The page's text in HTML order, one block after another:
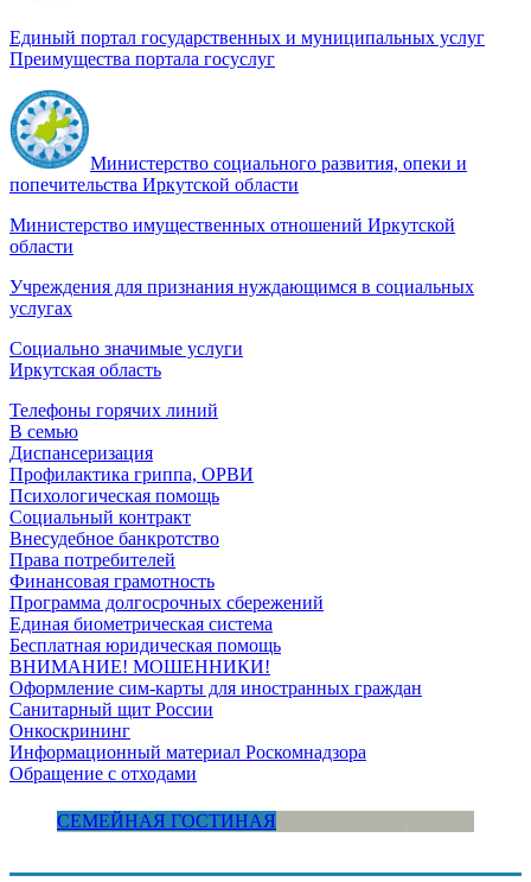
Единый портал государственных и муниципальных услуг
Преимущества портала госуслуг
Министерство социального развития, опеки и
попечительства Иркутской области
Министерство имущественных отношений Иркутской
области
Учреждения для признания нуждающимся в социальных
услугах
Социально значимые услуги
Иркутская область
Телефоны горячих линий
В семью
Диспансеризация
Профилактика гриппа, ОРВИ
Психологическая помощь
Социальный контракт
Внесудебное банкротство
Права потребителей
Финансовая грамотность
Программа долгосрочных сбережений
Единая биометрическая система
Бесплатная юридическая помощь
ВНИМАНИЕ! МОШЕННИКИ!
Оформление сим-карты для иностранных граждан
Санитарный щит России
Онкоскрининг
Информационный материал Роскомнадзора
Обращение с отходами
СЕМЕЙНАЯ ГОСТИНАЯ